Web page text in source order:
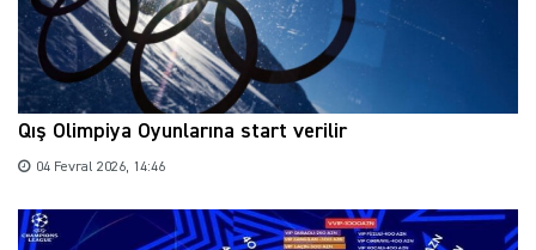
Qış Olimpiya Oyunlarına start verilir
04 Fevral 2026, 14:46